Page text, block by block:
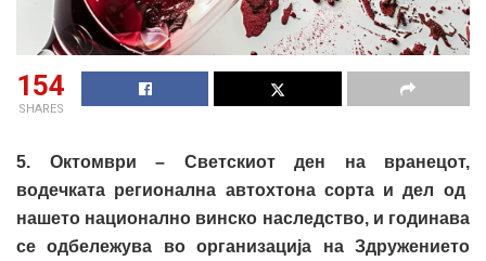
154
SHARES
5. Октомври – Светскиот ден на вранецот,
водечката регионална автохтона сорта и дел од
нашето национално винско наследство, и годинава
се одбележува во организација на Здружението